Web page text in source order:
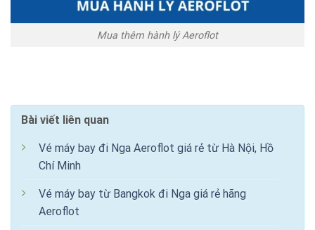
Mua thêm hành lý Aeroflot
Bài viết liên quan
Vé máy bay đi Nga Aeroflot giá rẻ từ Hà Nội, Hồ
Chí Minh
Vé máy bay từ Bangkok đi Nga giá rẻ hãng
Aeroflot